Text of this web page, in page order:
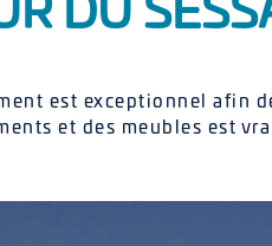
DU
est exceptionnel
et des meubles est